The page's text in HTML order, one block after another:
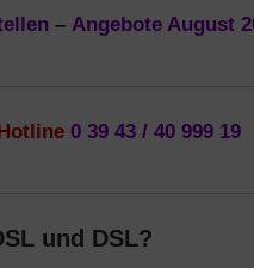
– Angebote August
0 39 43 / 40 999 19
und DSL?